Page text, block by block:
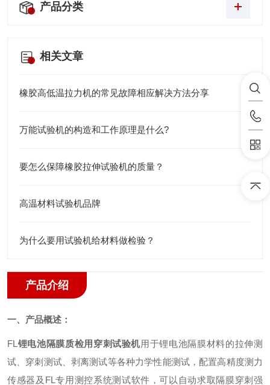
产品分类
相关文章
橡胶高低温拉力机的常见故障相应解决方法分享
万能试验机的构造和工作原理是什么?
要怎么保障橡胶拉伸试验机的质量？
高温材料试验机品牌
为什么要用试验机给材料做检验？
产品介绍
一、产品概述：
FL 锂电池隔膜质检用穿刺试验机用于锂电池隔膜材料的拉伸测
试、穿刺测试、剥离测试等各种力学性能测试，配置高精度测力
传感器及 FL 专用测控系统测试软件，可以自动求取隔膜穿刺强